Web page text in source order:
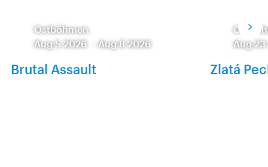
Ostböhmen
Aug 5 2026
Aug 8 2026
Brutal Assault
Aug
Zlatá